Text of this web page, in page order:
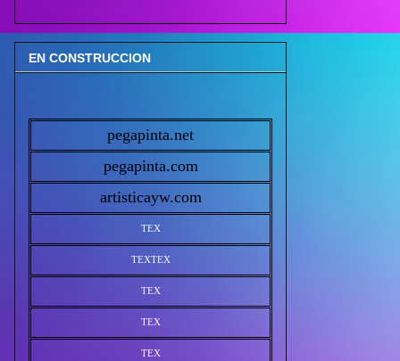
EN CONSTRUCCION
pegapinta.net
pegapinta.com
artisticayw.com
TEX
TEXTEX
TEX
TEX
TEX